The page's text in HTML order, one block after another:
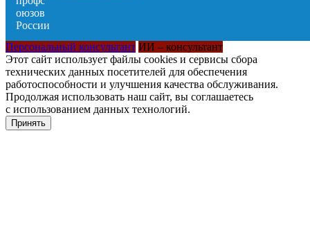
Персональный консультант ИИ – консультант
Этот сайт использует файлы cookies и сервисы сбора
технических данных посетителей для обеспечения
работоспособности и улучшения качества обслуживания.
Продолжая использовать наш сайт, вы соглашаетесь
с использованием данных технологий.
Принять